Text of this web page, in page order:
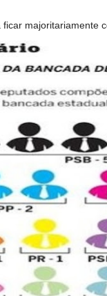
ficar majoritariamente